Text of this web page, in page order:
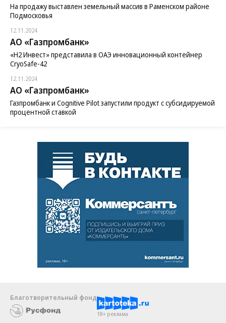
На продажу выставлен земельный массив в Раменском районе
Подмосковья
12.11.2024
АО «Газпромбанк»
«H2 Инвест» представила в ОАЭ инновационный контейнер
CryoSafe-42
12.11.2024
АО «Газпромбанк»
Газпромбанк и Cognitive Pilot запустили продукт с субсидируемой
процентной ставкой
Благотворительный фонд
18+ реклама